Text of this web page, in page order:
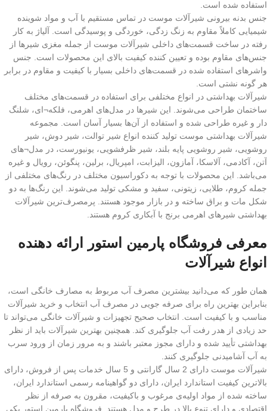
استفاده شده است.
جنس بدنه بیرونی شیرآلات موست در تماس مستقیم با آب و مواد شوینده
شیمیایی کاملاً مقاوم به زنگ زدگی، خوردگی و پوسیدگی است. آلیاژ به کار
رفته در ساخت قسمت‌های داخلی شیرآلات موست از جمله مغزی شیرها از
جنس‌های مقاوم بوده و تعیین کننده کیفیت بالای این محصولات است. جنس
واشرهای استفاده شده در قسمت‌های داخلی بسیار با کیفیت و مقاوم در برابر
هر گونه نشتی است.
شیرآلات بهداشتی در انواع مختلفی برای استفاده در قسمت‌های مختلف
ساختمان طراحی می‌شوند. این شیرها در مدل‌های اهرمی، فلکه¬ای، شلنگ
دار و غیره طراحی شده و استفاده از آن‌ها بسیار آسان است. مجموعه
شیرآلات بهداشتی موست تولید کننده انواع شیر توالت، شیر دوش، شیر
روشویی، شیر روشویی پایه بلند، شیر ظرفشویی، یونیورست، در مدل¬های
آتن، آکادمی، آلاسکا، آمازون، الیزابت، امپریال، برلین، پنگوئن، رویال و غیره
می‌باشد. این محصولات با توجه به دکوراسیون مختلف در رنگ‌های مختلفی از
جمله کروم، طلایی، زیتونی، سفید و مشکی تولید می‌شوند. این رنگ‌ها به دو
شکل مات و براق ساخته و در بازار موجود هستند. پرمصرف‌ترین شیرآلات
بهداشتی شیرهای اهرمی برنج با آبکاری کروم هستند.
معرفی فروشگاه پارمین استور ارائه دهنده
انواع شیرآلات
همان طور که می‌دانید بیشترین مصرف آب مربوط به مصارف خانگی است،
بنابراین بهترین راه برای صرفه جویی در مصرف آب انتخاب و خرید شیرآلات
مناسب و با کیفیت است. انتخاب صحیح تجهیزات و شیرآلات خانگی می‌تواند تا
حد زیادی از هدر رفت آب جلوگیری کند. همچنین بهترین شیرآلات باید از نظر
بهداشتی تأیید شده و دارای مجوز معتبر باشند و به مرور زمان از ورود سرب
به آب آشامیدنی جلوگیری کنند.
شیرآلات موست دارای 2 سال گارانتی و 5 سال خدمات پس از فروش، دارای
بالاترین کیفیت استاندارد ایران، دارای دو گواهینامه رسمی استاندارد ایران،
ساخته شده از مواد اولیه‌ی مرغوب و باکیفیت، مقرون به صرفه از نظر
اقتصادی و دارای تنوع بالا در طرح و مدل هستند. فروشگاه پارمین استور یکی